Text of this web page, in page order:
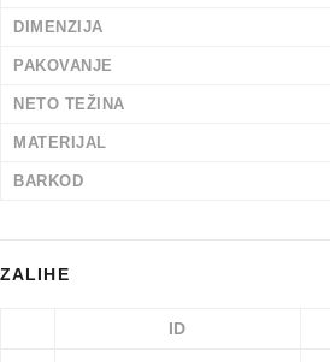
DIMENZIJA
PAKOVANJE
NETO TEŽINA
MATERIJAL
BARKOD
ZALIHE
ID